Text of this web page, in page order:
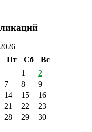
Пт Сб
Вс
1
2
7 8
9
14 15
16
21 22
23
28 29
30